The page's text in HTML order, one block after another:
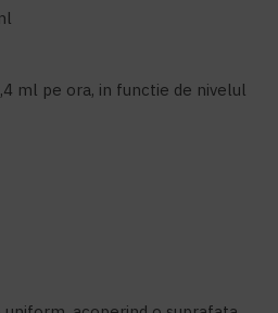
ml pe ora, in functie de nivelul